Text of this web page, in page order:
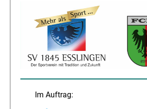
Im Auftrag: